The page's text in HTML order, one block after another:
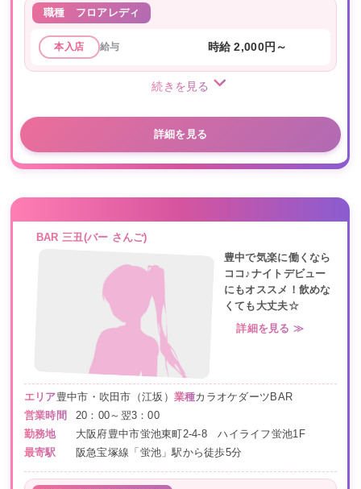
職種 フロアレディ
本入店 給与 時給 2,000円～
続きを見る
詳細を見る
BAR 三丑(バー さんご)
豊中で気楽に働くなら
ココ♪ナイトデビュー
にもオススメ！飲めな
くても大丈夫☆
詳細を見る ≫
エリア豊中市・吹田市（江坂） 業種カラオケダーツBAR
営業時間
20：00～翌3：00
勤務地
大阪府豊中市蛍池東町2-4-8 ハイライフ蛍池1F
最寄駅
阪急宝塚線「蛍池」駅から徒歩5分